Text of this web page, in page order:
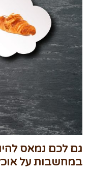
גם לכם נמאס
במחשבות על